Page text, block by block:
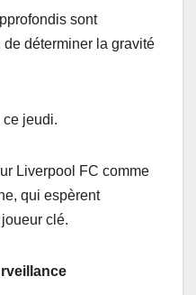
sont
déterminer la gravité
ce jeudi.
Liverpool FC comme
qui espèrent
clé.